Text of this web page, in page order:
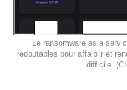
Le ransomware as a
redoutables pour affaiblir et
difficile.